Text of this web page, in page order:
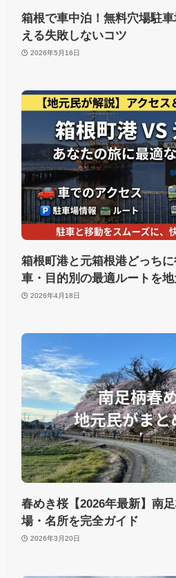
箱根で車中泊！無料穴場駐
える失敗しないコツ
2026年5月16日
箱根町港と元箱根港どっち
車・目的別の最適ルートを
2026年4月18日
春めき桜【2026年最新】南
場・名所を完全ガイド
2026年3月20日